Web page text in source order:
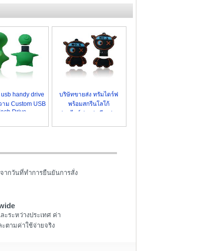
handy drive
ม Custom USB
Drive
บริษัทขายส่ง ทรัมไดร์ฟ
พร้อมสกรีนโลโก้
แฟลชไดร์ฟ แฟนซี แปลกๆ
ากวันที่ทำการยืนยันการสั่ง
ะระหว่างประเทศ ค่า
ตามค่าใช้จ่ายจริง